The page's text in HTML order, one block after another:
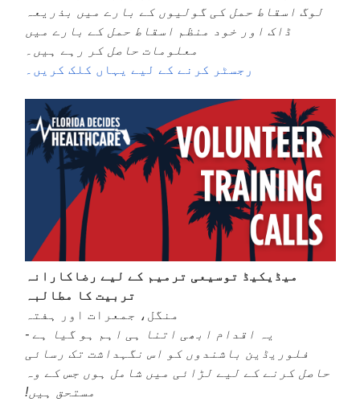
لوگ اسقاط حمل کی گولیوں کے بارے میں بذریعہ
ڈاک اور خود منظم اسقاط حمل کے بارے میں
معلومات حاصل کر رہے ہیں۔
رجسٹر کرنے کے لیے یہاں کلک کریں۔
میڈیکیڈ توسیعی ترمیم کے لیے رضاکارانہ
تربیت کا مطالبہ
منگل، جمعرات اور ہفتہ
یہ اقدام ابھی اتنا ہی اہم ہو گیا ہے -
فلوریڈین باشندوں کو اس نگہداشت تک رسائی
حاصل کرنے کے لیے لڑائی میں شامل ہوں جس کے وہ
مستحق ہیں!